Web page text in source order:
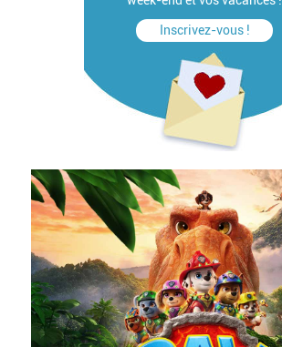
Inscrivez-vous !